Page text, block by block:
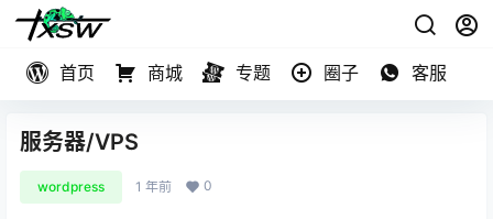
首页 商城 专题 圈子 客服
服务器/VPS
wordpress 1 年前 0